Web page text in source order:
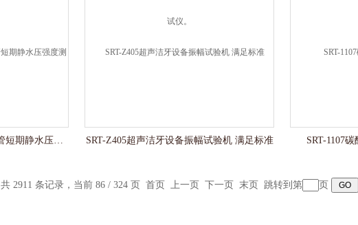
SRT-F895柔性复合高压输送管短期静水压强度测试仪. SRT-Z405超声洁牙设备振幅试验机 满足标准 SRT-1107
共 2911 条记录，当前 86 / 324 页 首页 上一页 下一页 末页 跳转到第 页